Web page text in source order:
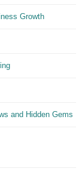
Growth
and Hidden Gems